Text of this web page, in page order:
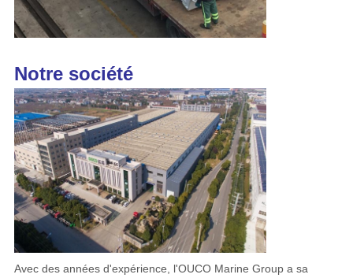
Notre société
Avec des années d'expérience, l'OUCO Marine Group a sa